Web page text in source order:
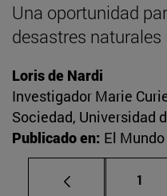
Una oportunidad
desastres naturales
Loris de Nardi
Investigador Marie
Sociedad, Universidad
Publicado en: El Mundo
1